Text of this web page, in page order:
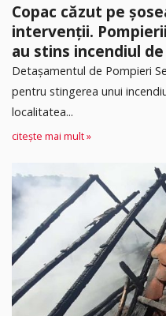
Copac căzut pe
intervenții.
au stins incendiul
Detașamentul de Pompieri
pentru stingerea unui
localitatea...
citește mai mult »